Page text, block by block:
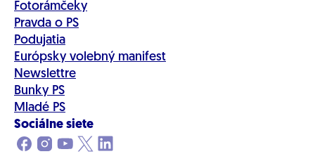
Fotorámčeky
Pravda o PS
Podujatia
Európsky volebný manifest
Newslettre
Bunky PS
Mladé PS
Sociálne siete